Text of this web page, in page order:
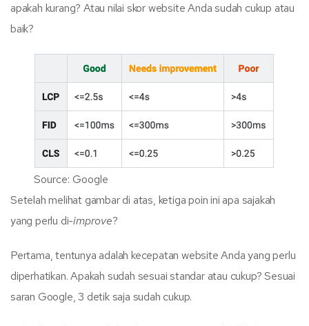
apakah kurang? Atau nilai skor website Anda sudah cukup atau
baik?
Source: Google
Setelah melihat gambar di atas, ketiga poin ini apa sajakah
yang perlu di-improve?
Pertama, tentunya adalah kecepatan website Anda yang perlu
diperhatikan. Apakah sudah sesuai standar atau cukup? Sesuai
saran Google, 3 detik saja sudah cukup.